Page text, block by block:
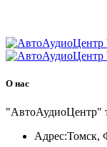
О нас
"АвтоАудиоЦентр"
Адрес:Томск,